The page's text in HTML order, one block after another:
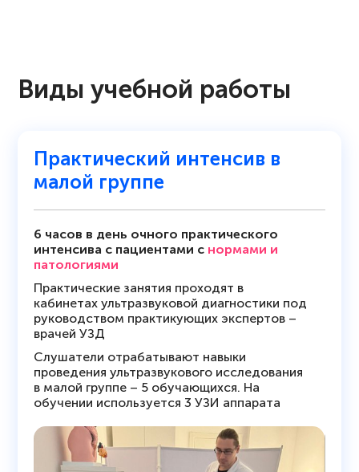
Виды учебной работы
Практический интенсив в
малой группе
6 часов в день очного практического
интенсива с пациентами с нормами и
патологиями
Практические занятия проходят в
кабинетах ультразвуковой диагностики под
руководством практикующих экспертов –
врачей УЗД
Слушатели отрабатывают навыки
проведения ультразвукового исследования
в малой группе – 5 обучающихся. На
обучении используется 3 УЗИ аппарата